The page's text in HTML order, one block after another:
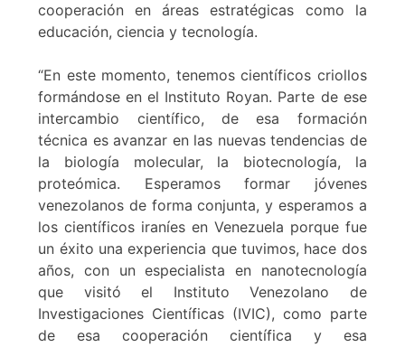
cooperación en áreas estratégicas como la
educación, ciencia y tecnología.
“En este momento, tenemos científicos criollos
formándose en el Instituto Royan. Parte de ese
intercambio científico, de esa formación
técnica es avanzar en las nuevas tendencias de
la biología molecular, la biotecnología, la
proteómica. Esperamos formar jóvenes
venezolanos de forma conjunta, y esperamos a
los científicos iraníes en Venezuela porque fue
un éxito una experiencia que tuvimos, hace dos
años, con un especialista en nanotecnología
que visitó el Instituto Venezolano de
Investigaciones Científicas (IVIC), como parte
de esa cooperación científica y esa